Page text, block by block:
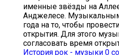
именные звёзды на
Анджелесе.
года на то, чтобы
открытия. Для этого
согласовать время
История рок - музыки 0